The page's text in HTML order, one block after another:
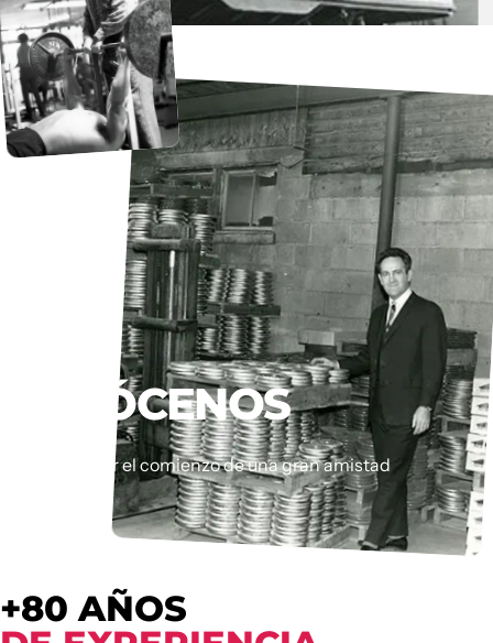
CONÓCENOS
Este puede ser el comienzo de una gran amistad
+80 AÑOS